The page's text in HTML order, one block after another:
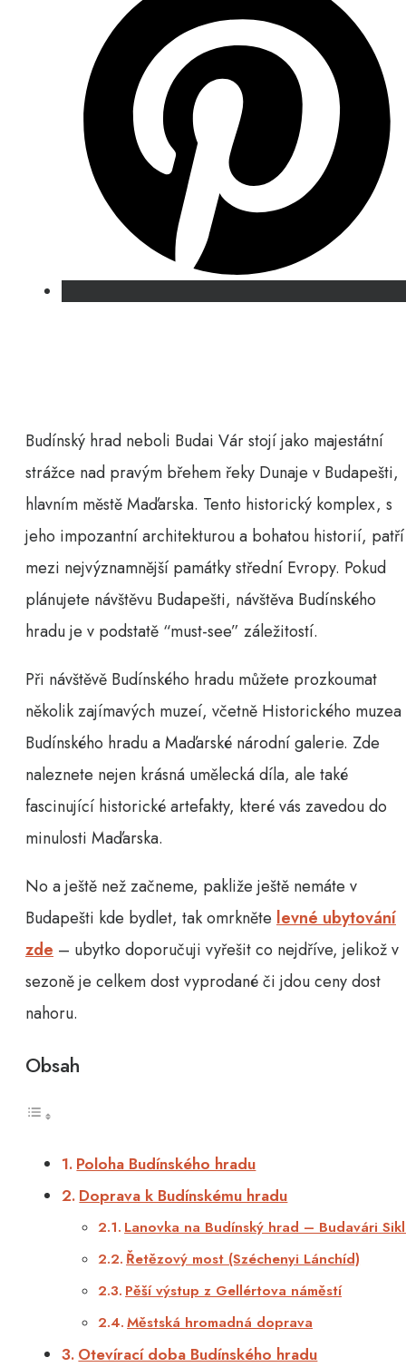
Budínský hrad neboli Budai Vár stojí jako majestátní
strážce nad pravým břehem řeky Dunaje v Budapešti,
hlavním městě Maďarska. Tento historický komplex, s
jeho impozantní architekturou a bohatou historií, patří
mezi nejvýznamnější památky střední Evropy. Pokud
plánujete návštěvu Budapešti, návštěva Budínského
hradu je v podstatě “must-see” záležitostí.
Při návštěvě Budínského hradu můžete prozkoumat
několik zajímavých muzeí, včetně Historického muzea
Budínského hradu a Maďarské národní galerie. Zde
naleznete nejen krásná umělecká díla, ale také
fascinující historické artefakty, které vás zavedou do
minulosti Maďarska.
No a ještě než začneme, pakliže ještě nemáte v
Budapešti kde bydlet, tak omrkněte levné ubytování
zde – ubytko doporučuji vyřešit co nejdříve, jelikož v
sezoně je celkem dost vyprodané či jdou ceny dost
nahoru.
Obsah
Poloha Budínského hradu
Doprava k Budínskému hradu
Lanovka na Budínský hrad – Budavári
Řetězový most (Széchenyi Lánchíd)
Pěší výstup z Gellértova náměstí
Městská hromadná doprava
Otevírací doba Budínského hradu